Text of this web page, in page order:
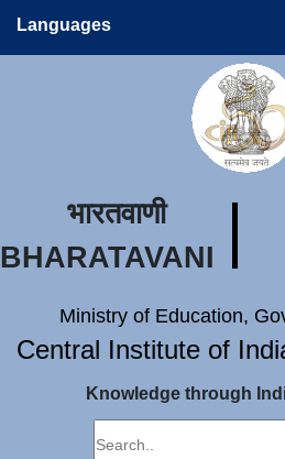
Languages
भारतवाणी
BHARATAVANI
Ministry of Education,
Central Institute of
Knowledge through